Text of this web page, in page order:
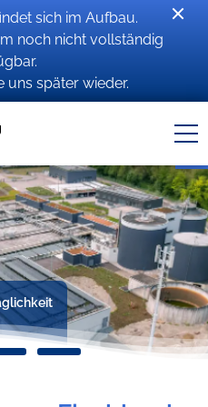
sich im Aufbau.
noch nicht vollständig
uns später wieder.